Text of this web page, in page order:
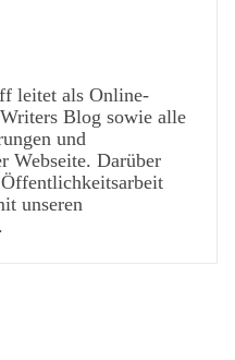
leitet als Online-
Blog sowie alle
und
Webseite. Darüber
unseren